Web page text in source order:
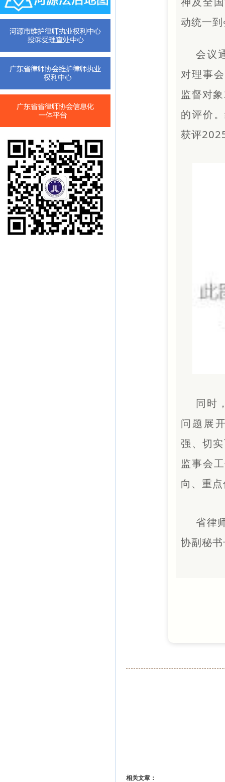
动统一
会议
对理事
监督对
的评价
获评
同时
问题展
强、切
监事会
向、重
省律
协副秘
相关文章：